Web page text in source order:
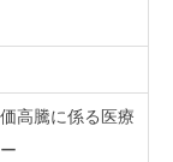
高騰に係る医療